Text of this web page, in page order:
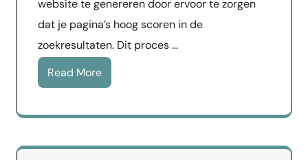
website te genereren door ervoor te zorgen
dat je pagina’s hoog scoren in de
zoekresultaten. Dit proces …
Read More